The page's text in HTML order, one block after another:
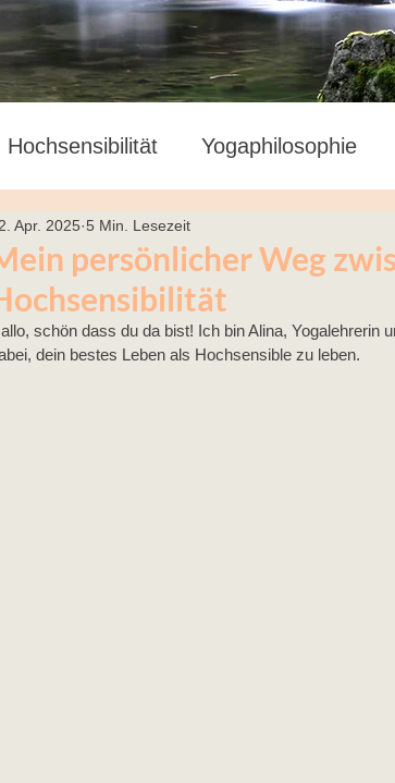
Hochsensibilität Yogaphilosophie
Yoga für Schwangere
persönlicher Weg
Apr. 2025 5 Min. Lesezeit
schön dass du da bist! Ich bin Alina, Yogalehrerin
dein bestes Leben als Hochsensible zu leben.